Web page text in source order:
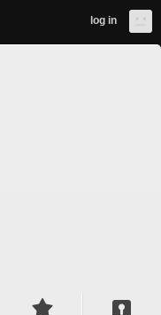
log in